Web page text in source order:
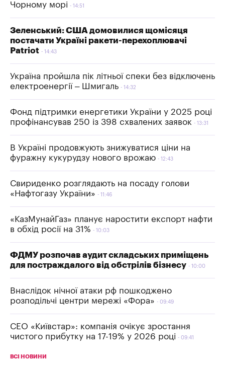
Чорному морі 14:51
Зеленський: США домовилися щомісяця
постачати Україні ракети-перехоплювачі
Patriot
14:43
Україна пройшла пік літньої спеки без відключень
електроенергії – Шмигаль
14:32
Фонд підтримки енергетики України у 2025 році
профінансував 250 із 398 схвалених заявок
13:31
В Україні продовжують знижуватися ціни на
фуражну кукурудзу нового врожаю
12:43
Свириденко розглядають на посаду голови
«Нафтогазу України»
11:46
«КазМунайГаз» планує наростити експорт нафти
в обхід росії на 31%
10:03
ФДМУ розпочав аудит складських приміщень
для постраждалого від обстрілів бізнесу
10:00
Внаслідок нічної атаки рф пошкоджено
розподільчі центри мережі «Фора»
09:49
СЕО «Київстар»: компанія очікує зростання
чистого прибутку на 17-19% у 2026 році
09:41
ВСІ НОВИНИ